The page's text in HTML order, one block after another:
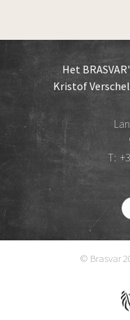
Het
Kristof
T:
© Brasvar